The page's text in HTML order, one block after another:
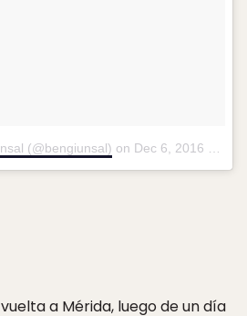
(@bengiunsal) on Dec 6, 2016 at 11:21am PST
a Mérida, luego de un día